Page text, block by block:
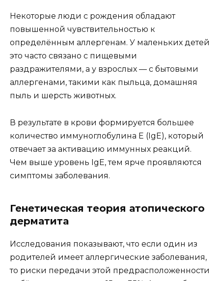
Некоторые люди с рождения обладают
повышенной чувствительностью к
определённым аллергенам. У маленьких детей
это часто связано с пищевыми
раздражителями, а у взрослых — с бытовыми
аллергенами, такими как пыльца, домашняя
пыль и шерсть животных.
В результате в крови формируется большее
количество иммуноглобулина Е (IgE), который
отвечает за активацию иммунных реакций.
Чем выше уровень IgE, тем ярче проявляются
симптомы заболевания.
Генетическая теория атопического
дерматита
Исследования показывают, что если один из
родителей имеет аллергические заболевания,
то риски передачи этой предрасположенности